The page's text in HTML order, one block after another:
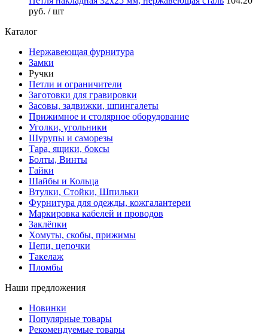
руб. / шт
Каталог
Нержавеющая фурнитура
Замки
Ручки
Петли и ограничители
Заготовки для гравировки
Засовы, задвижки, шпингалеты
Прижимное и столярное оборудование
Уголки, угольники
Шурупы и саморезы
Тара, ящики, боксы
Болты, Винты
Гайки
Шайбы и Кольца
Втулки, Стойки, Шпильки
Фурнитура для одежды, кожгалантереи
Маркировка кабелей и проводов
Заклёпки
Хомуты, скобы, прижимы
Цепи, цепочки
Такелаж
Пломбы
Наши предложения
Новинки
Популярные товары
Рекомендуемые товары